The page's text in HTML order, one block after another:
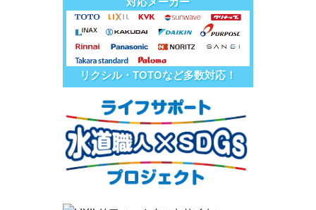
リクシル・TOTOなど多数対応！